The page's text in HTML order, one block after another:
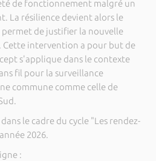
de fonctionnement malgré un
La résilience devient alors le
de justifier la nouvelle
Cette intervention a pour but de
s'applique dans le contexte
fil pour la surveillance
commune comme celle de
le cadre du cycle "Les rendez-
2026.
: